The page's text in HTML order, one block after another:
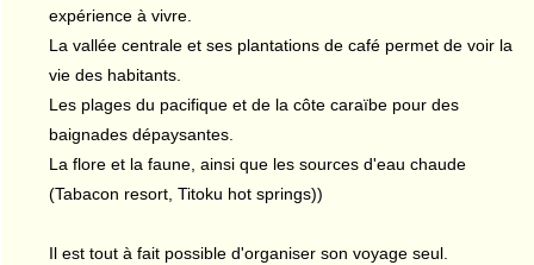
expérience à vivre.
La vallée centrale et ses plantations de café permet de voir la
vie des habitants.
Les plages du pacifique et de la côte caraïbe pour des
baignades dépaysantes.
La flore et la faune, ainsi que les sources d'eau chaude
(Tabacon resort, Titoku hot springs))
Il est tout à fait possible d'organiser son voyage seul.